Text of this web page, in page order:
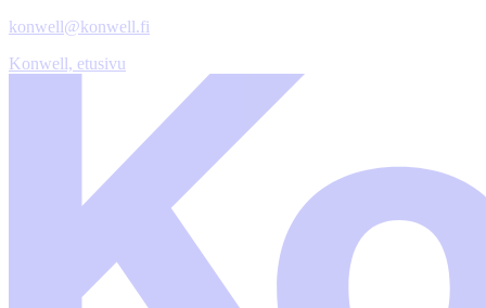
konwell@konwell.fi
Konwell, etusivu